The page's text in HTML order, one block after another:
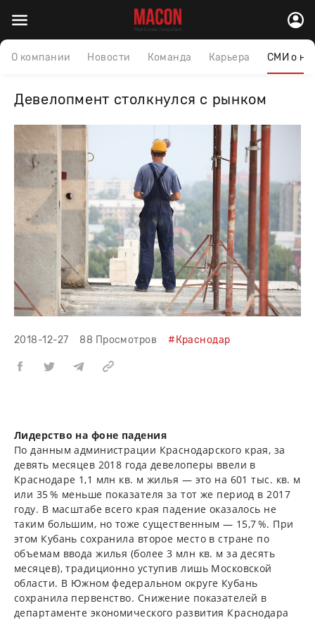
О компании Новости Команда Карьера СМИ о
Девелопмент столкнулся с рынком
2018-12-27 88 Просмотров #Краснодар
Лидерство на фоне падения
По данным администрации Краснодарского края, за
девять месяцев 2018 года девелоперы ввели в
Краснодаре 1,1 млн кв. м жилья — это на 601 тыс. кв. м
или 35 % меньше показателя за тот же период в 2017
году. В масштабе всего края падение оказалось не
таким большим, но тоже существенным — 15,7 %. При
этом Кубань сохранила второе место в стране по
объемам ввода жилья (более 3 млн кв. м за десять
месяцев), традиционно уступив лишь Московской
области. В Южном федеральном округе Кубань
сохранила первенство. Снижение показателей в
департаменте экономического развития Краснодара